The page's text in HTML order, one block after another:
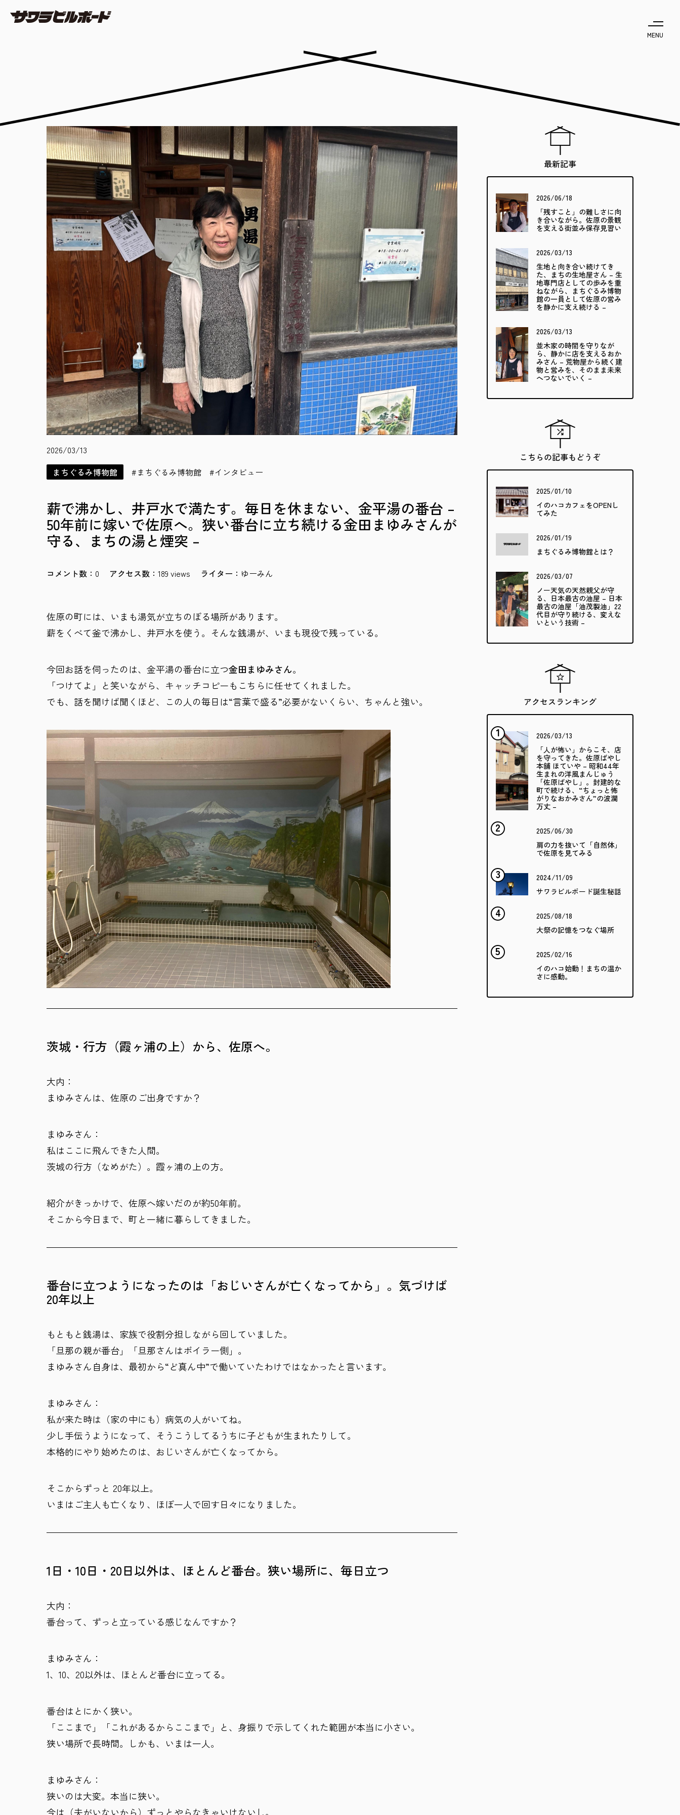
MENU
2026/03/13
まちぐるみ博物館
まちぐるみ博物館 インタビュー
薪で沸かし、井戸水で満たす。毎日を休まない、金平湯の番台 –
50年前に嫁いで佐原へ。狭い番台に立ち続ける金田まゆみさんが
守る、まちの湯と煙突 –
0 189 views ゆーみん
佐原の町には、いまも湯気が立ちのぼる場所があります。
薪をくべて釜で沸かし、井戸水を使う。そんな銭湯が、いまも現役で残っている。
今回お話を伺ったのは、金平湯の番台に立つ金田まゆみさん。
「つけてよ」と笑いながら、キャッチコピーもこちらに任せてくれました。
でも、話を聞けば聞くほど、この人の毎日は“言葉で盛る”必要がないくらい、ちゃんと強い。
茨城・行方（霞ヶ浦の上）から、佐原へ。
大内：
まゆみさんは、佐原のご出身ですか？
まゆみさん：
私はここに飛んできた人間。
茨城の行方（なめがた）。霞ヶ浦の上の方。
紹介がきっかけで、佐原へ嫁いだのが約50年前。
そこから今日まで、町と一緒に暮らしてきました。
番台に立つようになったのは「おじいさんが亡くなってから」。気づけば
20年以上
もともと銭湯は、家族で役割分担しながら回していました。
「旦那の親が番台」「旦那さんはボイラー側」。
まゆみさん自身は、最初から“ど真ん中”で働いていたわけではなかったと言います。
まゆみさん：
私が来た時は（家の中にも）病気の人がいてね。
少し手伝うようになって、そうこうしてるうちに子どもが生まれたりして。
本格的にやり始めたのは、おじいさんが亡くなってから。
そこからずっと 20年以上。
いまはご主人も亡くなり、ほぼ一人で回す日々になりました。
1日・10日・20日以外は、ほとんど番台。狭い場所に、毎日立つ
大内：
番台って、ずっと立っている感じなんですか？
まゆみさん：
1、10、20以外は、ほとんど番台に立ってる。
番台はとにかく狭い。
「ここまで」「これがあるからここまで」と、身振りで示してくれた範囲が本当に小さい。
狭い場所で長時間。しかも、いまは一人。
まゆみさん：
狭いのは大変。本当に狭い。
今は（夫がいないから）ずっとやらなきゃいけないし。
最新記事
2026/06/18
「残すこと」の難しさに向
き合いながら。佐原の景観
を支える街並み保存見習い
2026/03/13
生地と向き合い続けてき
た、まちの生地屋さん – 生
地専門店としての歩みを重
ねながら、まちぐるみ博物
館の一員として佐原の営み
を静かに支え続ける –
2026/03/13
並木家の時間を守りなが
ら、静かに店を支えるおか
みさん – 荒物屋から続く建
物と営みを、そのまま未来
へつないでいく –
こちらの記事もどうぞ
2025/01/10
イのハコカフェをOPENし
てみた
2026/01/19
まちぐるみ博物館とは？
2026/03/07
ノー天気の天然親父が守
る、日本最古の油屋 – 日本
最古の油屋「油茂製油」22
代目が守り続ける、変えな
いという技術 –
アクセスランキング
2026/03/13
「人が怖い」からこそ、店
を守ってきた。佐原ばやし
本舗 ほていや – 昭和44年
生まれの洋風まんじゅう
「佐原ばやし」。封建的な
町で続ける、“ちょっと怖
がりなおかみさん”の波瀾
万丈 –
2025/06/30
肩の力を抜いて「自然体」
で佐原を見てみる
2024/11/09
サワラビルボード誕生秘話
2025/08/18
大祭の記憶をつなぐ場所
2025/02/16
イのハコ始動！まちの温か
さに感動。